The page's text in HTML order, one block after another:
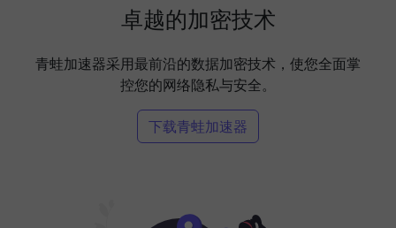
卓越的加密技术
青蛙加速器采用最前沿的数据加密技术，使您全面掌
控您的网络隐私与安全。
下载青蛙加速器